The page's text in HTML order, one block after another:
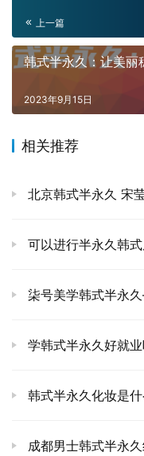
上一篇
韩式半永久：让美丽
2023年9月15日
相关推荐
北京韩式半永久 宋
可以进行半永久韩
柒号美学韩式半永
学韩式半永久好就业
韩式半永久化妆是什
成都男士韩式半永